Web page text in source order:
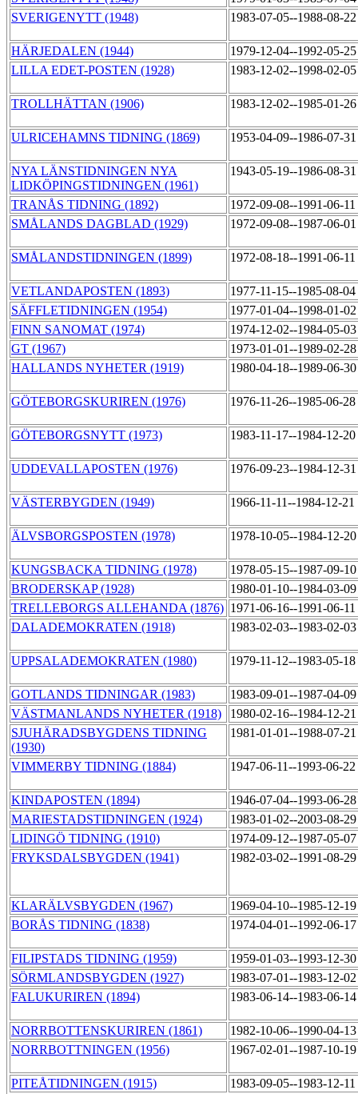
SVERIGENYTT (1948)
1983-07-05--1988-08-
HÄRJEDALEN (1944)
1979-12-04--1992-05-
LILLA EDET-POSTEN (1928)
1983-12-02--1998-02-
TROLLHÄTTAN (1906) 1983-12-02--1985-01-
ULRICEHAMNS TIDNING (1869) 1953-04-09--1986-07-
NYA LÄNSTIDNINGEN NYA
LIDKÖPINGSTIDNINGEN (1961)
1943-05-19--1986-08-
TRANÅS TIDNING (1892)
1972-09-08--1991-06-11
SMÅLANDS DAGBLAD (1929)
1972-09-08--1987-06-
SMÅLANDSTIDNINGEN (1899) 1972-08-18--1991-06-11
VETLANDAPOSTEN (1893)
1977-11-15--1985-08-04
SÄFFLETIDNINGEN (1954)
1977-01-04--1998-01-
FINN SANOMAT (1974)
1974-12-02--1984-05-
GT (1967)
1973-01-01--1989-02-
HALLANDS NYHETER (1919)
1980-04-18--1989-06-
GÖTEBORGSKURIREN (1976) 1976-11-26--1985-06-28
GÖTEBORGSNYTT (1973) 1983-11-17--1984-12-20
UDDEVALLAPOSTEN (1976) 1976-09-23--1984-12-
VÄSTERBYGDEN (1949) 1966-11-11--1984-12-21
ÄLVSBORGSPOSTEN (1978) 1978-10-05--1984-12-
KUNGSBACKA TIDNING (1978)
1978-05-15--1987-09-
BRODERSKAP (1928)
1980-01-10--1984-03-
TRELLEBORGS ALLEHANDA (1876) 1971-06-16--1991-06-11
DALADEMOKRATEN (1918)
1983-02-03--1983-02-
UPPSALADEMOKRATEN (1980) 1979-11-12--1983-05-18
GOTLANDS TIDNINGAR (1983)
1983-09-01--1987-04-
VÄSTMANLANDS NYHETER (1918)
1980-02-16--1984-12-
SJUHÄRADSBYGDENS TIDNING
(1930)
1981-01-01--1988-07-
VIMMERBY TIDNING (1884) 1947-06-11--1993-06-22
KINDAPOSTEN (1894)
1946-07-04--1993-06-
MARIESTADSTIDNINGEN (1924)
1983-01-02--2003-08-
LIDINGÖ TIDNING (1910)
1974-09-12--1987-05-
FRYKSDALSBYGDEN (1941)
1982-03-02--1991-08-
KLARÄLVSBYGDEN (1967)
1969-04-10--1985-12-
BORÅS TIDNING (1838)
1974-04-01--1992-06-
FILIPSTADS TIDNING (1959)
1959-01-03--1993-12-
SÖRMLANDSBYGDEN (1927)
1983-07-01--1983-12-
FALUKURIREN (1894)
1983-06-14--1983-06-
NORRBOTTENSKURIREN (1861)
1982-10-06--1990-04-
NORRBOTTNINGEN (1956)
1967-02-01--1987-10-
PITEÅTIDNINGEN (1915)
1983-09-05--1983-12-11